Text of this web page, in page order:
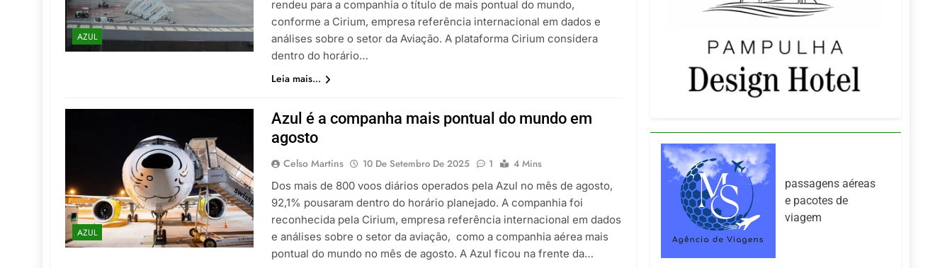
AZUL
rendeu para a companhia o título de mais pontual do mundo,
conforme a Cirium, empresa referência internacional em dados e
análises sobre o setor da Aviação. A plataforma Cirium considera
dentro do horário…
Leia mais...
AZUL
Azul é a companha mais pontual do mundo em
agosto
Celso Martins 10 De Setembro De 2025 1
4 Mins
Dos mais de 800 voos diários operados pela Azul no mês de agosto,
92,1% pousaram dentro do horário planejado. A companhia foi
reconhecida pela Cirium, empresa referência internacional em dados
e análises sobre o setor da aviação, como a companhia aérea mais
pontual do mundo no mês de agosto. A Azul ficou na frente da…
passagens aéreas
e pacotes de
viagem